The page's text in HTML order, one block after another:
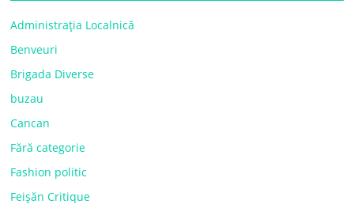
Administrația Localnică
Benveuri
Brigada Diverse
buzau
Cancan
Fără categorie
Fashion politic
Feișăn Critique